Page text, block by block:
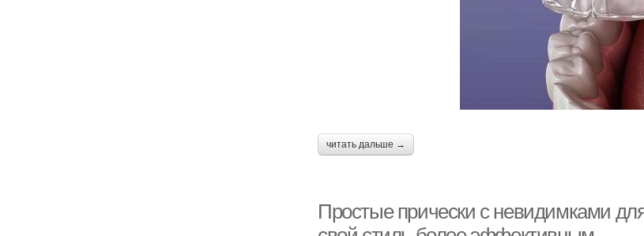
читать дальше →
Простые прически с невидимками